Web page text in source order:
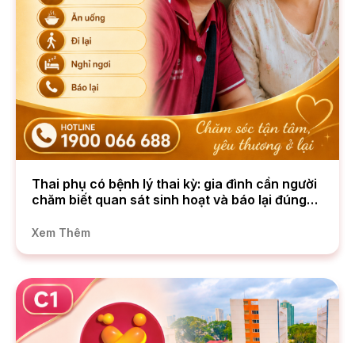
Thai phụ có bệnh lý thai kỳ: gia đình cần người
chăm biết quan sát sinh hoạt và báo lại đúng
Xem Thêm